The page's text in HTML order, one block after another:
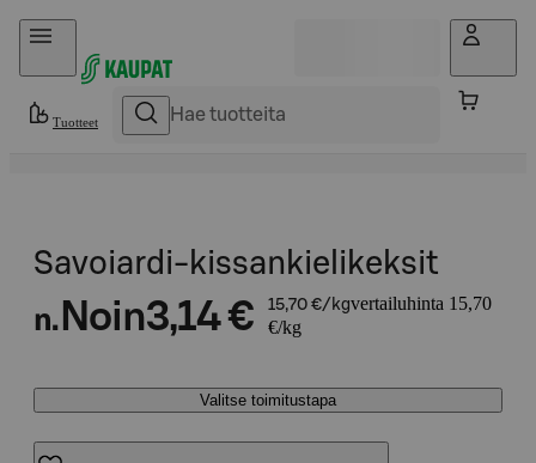
Hyppää sisältöön
Tuotteet
Savoiardi-kissankielikeksit
n. Noin3,14 € 15,70 €/kgvertailuhinta 15,70
€/kg
Valitse toimitustapa